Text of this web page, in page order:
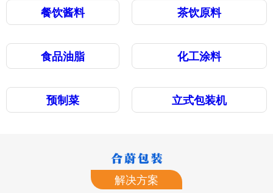
餐饮酱料 茶饮原料
食品油脂 化工涂料
预制菜 立式包装机
解决方案